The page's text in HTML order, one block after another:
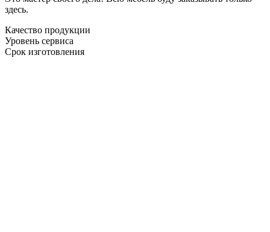
здесь.
Качество продукции
Уровень сервиса
Срок изготовления